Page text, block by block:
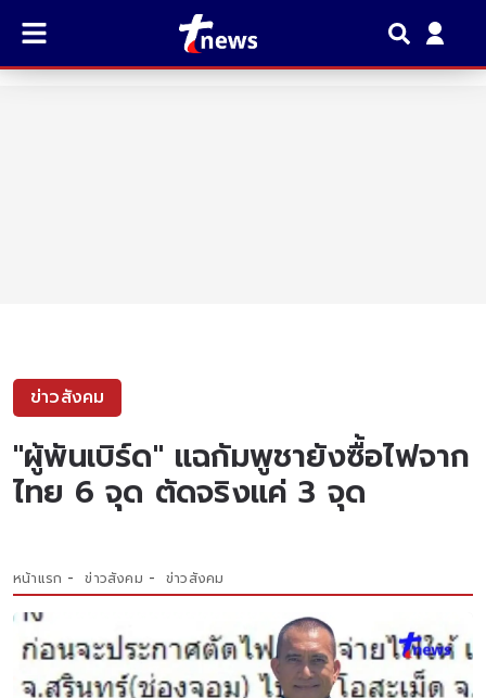
ข่าวสังคม
"ผู้พันเบิร์ด" แฉกัมพูชายังซื้อไฟจาก
ไทย 6 จุด ตัดจริงแค่ 3 จุด
หน้าแรก ข่าวสังคม ข่าวสังคม